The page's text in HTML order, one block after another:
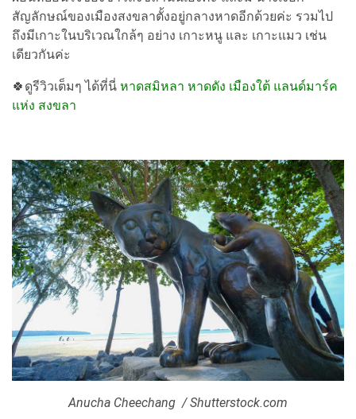
สัญลักษณ์ของเมืองสงขลาตั้งอยู่กลางหาดอีกด้วยค่ะ รวมไป
ถึงมีเกาะในบริเวณใกล้ๆ อย่าง เกาะหนู และ เกาะแมว เช่น
เดียวกันค่ะ
🍀ดูรีวิวเต็มๆ ได้ที่นี่ หาดสมิหลา หาดดัง เมืองใต้ แลนด์มาร์ค
แห่ง สงขลา
Anucha Cheechang / Shutterstock.com